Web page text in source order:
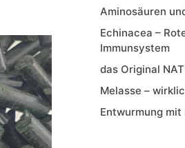
Aminosäuren
Echinacea –
Immunsystem
das Original
Melasse –
Entwurmung mit